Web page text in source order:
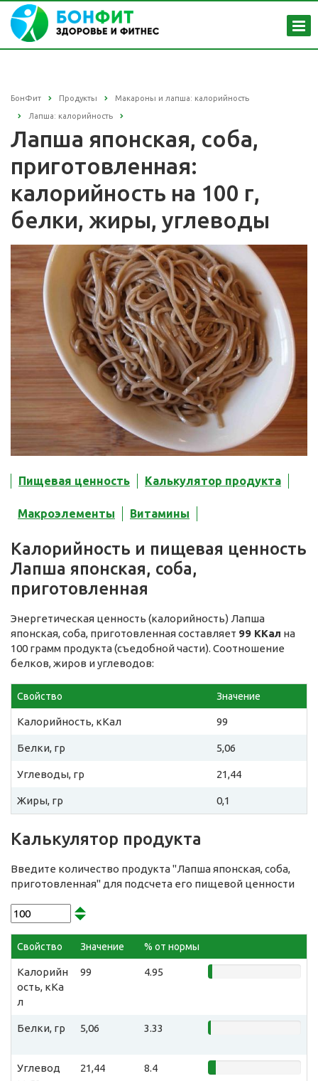
БонФит Продукты Макароны и лапша: калорийность
Лапша: калорийность
Лапша японская, соба,
приготовленная:
калорийность на 100 г,
белки, жиры, углеводы
Пищевая ценность Калькулятор продукта
Макроэлементы Витамины
Калорийность и пищевая ценность
Лапша японская, соба,
приготовленная
Энергетическая ценность (калорийность) Лапша
японская, соба, приготовленная составляет 99 ККал на
100 грамм продукта (съедобной части). Соотношение
белков, жиров и углеводов:
Свойство Значение
Калорийность, кКал 99
Белки, гр 5,06
Углеводы, гр 21,44
Жиры, гр 0,1
Калькулятор продукта
Введите количество продукта "Лапша японская, соба,
приготовленная" для подсчета его пищевой ценности
Свойство Значение % от нормы
Калорийн
ость, кКа
л
99 4.95
Белки, гр 5,06 3.33
Углевод
21,44 8.4